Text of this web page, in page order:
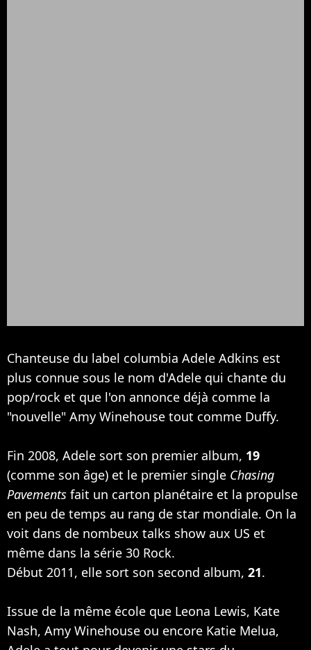
Chanteuse du label columbia Adele Adkins est
plus connue sous le nom d'Adele qui chante du
pop/rock et que l'on annonce déjà comme la
"nouvelle" Amy Winehouse tout comme Duffy.
Fin 2008, Adele sort son premier album, 19
(comme son âge) et le premier single Chasing
Pavements fait un carton planétaire et la propulse
en peu de temps au rang de star mondiale. On la
voit dans de nombeux talks show aux US et
même dans la série 30 Rock.
Début 2011, elle sort son second album, 21.
Issue de la même école que Leona Lewis, Kate
Nash, Amy Winehouse ou encore Katie Melua,